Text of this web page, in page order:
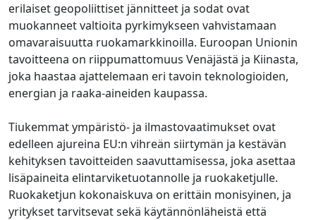
erilaiset geopoliittiset jännitteet ja sodat ovat
muokanneet valtioita pyrkimykseen vahvistamaan
omavaraisuutta ruokamarkkinoilla. Euroopan Unionin
tavoitteena on riippumattomuus Venäjästä ja Kiinasta,
joka haastaa ajattelemaan eri tavoin teknologioiden,
energian ja raaka-aineiden kaupassa.
Tiukemmat ympäristö- ja ilmastovaatimukset ovat
edelleen ajureina EU:n vihreän siirtymän ja kestävän
kehityksen tavoitteiden saavuttamisessa, joka asettaa
lisäpaineita elintarviketuotannolle ja ruokaketjulle.
Ruokaketjun kokonaiskuva on erittäin monisyinen, ja
yritykset tarvitsevat sekä käytännönläheistä että